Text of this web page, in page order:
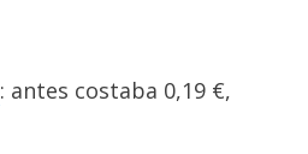
: antes costaba 0,19 €,